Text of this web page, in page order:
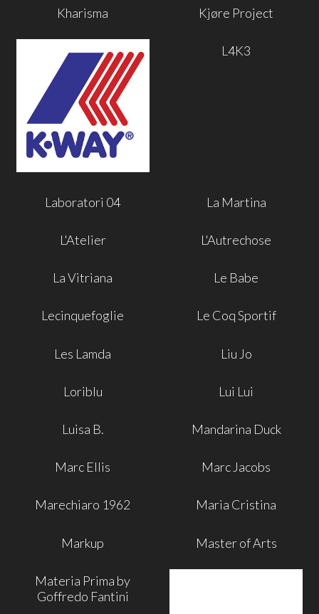
Kharisma Kjøre Project
L4K3
Laboratori 04 La Martina
L'Atelier L'Autrechose
La Vitriana Le Babe
Lecinquefoglie Le Coq Sportif
Les Lamda Liu Jo
Loriblu Lui Lui
Luisa B. Mandarina Duck
Marc Ellis Marc Jacobs
Marechiaro 1962 Maria Cristina
Markup Master of Arts
Materia Prima by
Goffredo Fantini